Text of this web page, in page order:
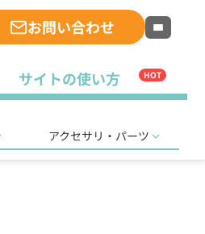
お問い合わせ
サイトの使い方 HOT
アクセサリ・パーツ